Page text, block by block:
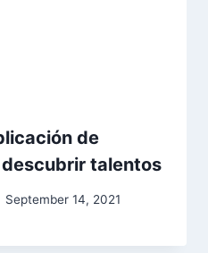
de
talentos
September 14, 2021